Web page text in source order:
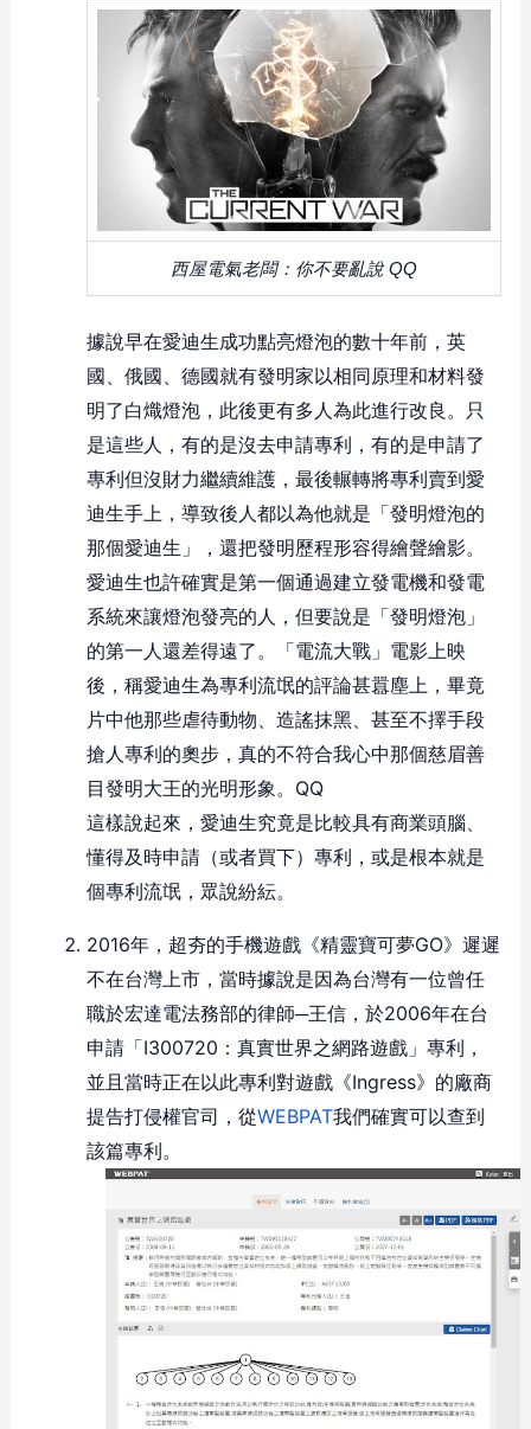
西屋電氣老闆：你不要亂說QQ
據說早在愛迪生成功點亮燈泡的數十年前，英
國、俄國、德國就有發明家以相同原理和材料發
明了白熾燈泡，此後更有多人為此進行改良。只
是這些人，有的是沒去申請專利，有的是申請了
專利但沒財力繼續維護，最後輾轉將專利賣到愛
迪生手上，導致後人都以為他就是「發明燈泡的
那個愛迪生」，還把發明歷程形容得繪聲繪影。
愛迪生也許確實是第一個通過建立發電機和發電
系統來讓燈泡發亮的人，但要說是「發明燈泡」
的第一人還差得遠了。「電流大戰」電影上映
後，稱愛迪生為專利流氓的評論甚囂塵上，畢竟
片中他那些虐待動物、造謠抹黑、甚至不擇手段
搶人專利的奧步，真的不符合我心中那個慈眉善
目發明大王的光明形象。 QQ
這樣說起來，愛迪生究竟是比較具有商業頭腦、
懂得及時申請（或者買下）專利，或是根本就是
個專利流氓，眾說紛紜。
2016年，超夯的手機遊戲《精靈寶可夢GO》遲遲
不在台灣上市，當時據說是因為台灣有一位曾任
職於宏達電法務部的律師─王信，於2006年在台
申請「I300720：真實世界之網路遊戲」專利，
並且當時正在以此專利對遊戲《Ingress》的廠商
提告打侵權官司，從WEBPAT我們確實可以查到
該篇專利。